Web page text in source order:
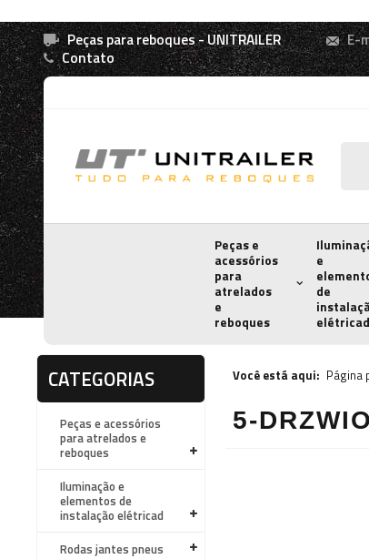
Peças para reboques - UNITRAILER E-
Contato
Peças e
acessórios
para
atrelados
e
reboques
e
de
elétricad
CATEGORIAS
Peças e acessórios
para atrelados e
reboques
Iluminação e
elementos de
instalação elétricad
Rodas jantes pneus
Você está aqui: Página
5-